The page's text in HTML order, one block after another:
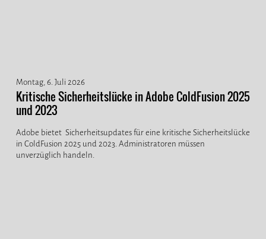
Montag, 6. Juli 2026
Kritische Sicherheitslücke in Adobe ColdFusion 2025
und 2023
Adobe bietet Sicherheitsupdates für eine kritische Sicherheitslücke
in ColdFusion 2025 und 2023. Administratoren müssen
unverzüglich handeln.